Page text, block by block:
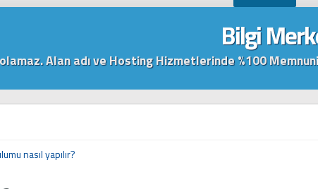
Bilgi
olamaz. Alan adı ve Hosting Hizmetlerinde %100
nasıl yapılır?